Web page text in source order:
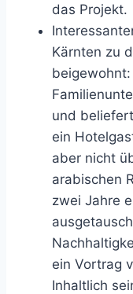
das Projekt.
Kärnten zu
und
ein
aber nicht
arabischen
zwei Jahre
ein Vortrag
Inhaltlich